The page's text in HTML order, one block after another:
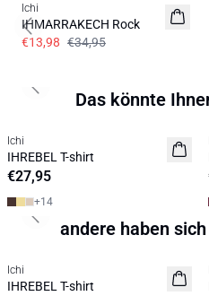
Ichi
IHMARRAKECH Rock
€13,98 €34,95
Previous slide
Das könnte
NEUHEIT
Ichi
IHREBEL T-shirt
€27,95
+14
Previous slide
andere haben
NEUHEIT
Ichi
IHREBEL T-shirt
Previous slide